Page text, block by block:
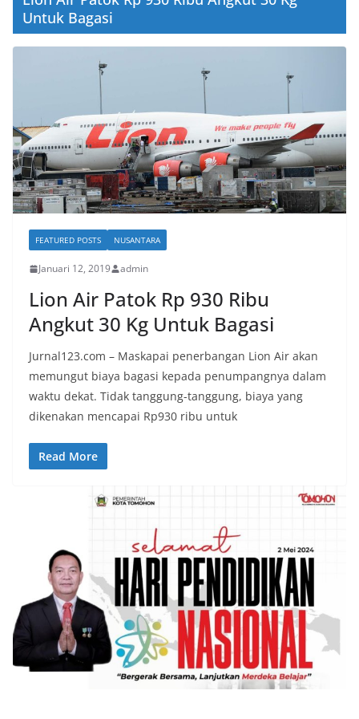
Untuk Bagasi
FEATURED POSTS NUSANTARA
Januari 12, 2019 admin
Lion Air Patok Rp 930 Ribu
Angkut 30 Kg Untuk Bagasi
Jurnal123.com – Maskapai penerbangan Lion Air akan
memungut biaya bagasi kepada penumpangnya dalam
waktu dekat. Tidak tanggung-tanggung, biaya yang
dikenakan mencapai Rp930 ribu untuk
Read More